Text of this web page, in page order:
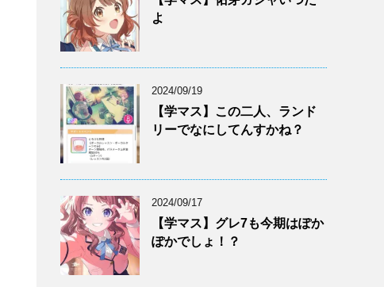
よ
2024/09/19
【学マス】この二人、ランド
リーでなにしてんすかね？
2024/09/17
【学マス】グレ7も今期はぽか
ぽかでしょ！？